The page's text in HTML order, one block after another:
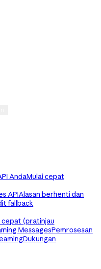
AndaMulai cepat
APIAlasan berhenti dan
fallback
cepat (pratinjau
MessagesPemrosesan
Dukungan